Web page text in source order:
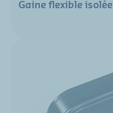
Gaine flexible isolée